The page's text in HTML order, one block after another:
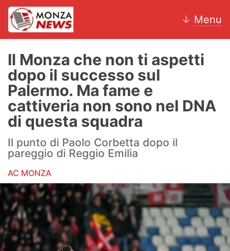
↓ Menu
News
AC Monza
Calcio
Motori
Volley
Hockey
Altri sport
Hockey
Il Monza che non ti aspetti
dopo il successo sul
Palermo. Ma fame e
cattiveria non sono nel DNA
di questa squadra
Il punto di Paolo Corbetta dopo il
pareggio di Reggio Emilia
AC MONZA